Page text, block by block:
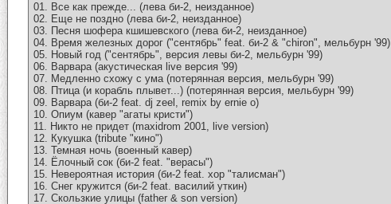
01. Все как прежде... (лева би-2, неизданное)
02. Еще не поздно (лева би-2, неизданное)
03. Песня шофера кшишевского (лева би-2, неизданное)
04. Время железных дорог ("сентябрь" feat. би-2 & "chiron", мельбурн '99)
05. Новый год ("сентябрь", версия левы би-2, мельбурн '99)
06. Варвара (акустическая live версия '99)
07. Медленно схожу с ума (потерянная версия, мельбурн '99)
08. Птица (и корабль плывет...) (потерянная версия, мельбурн '99)
09. Варвара (би-2 feat. dj zeel, remix by ernie o)
10. Опиум (кавер "агаты кристи")
11. Никто не придет (maxidrom 2001, live version)
12. Кукушка (tribute "кино")
13. Темная ночь (военный кавер)
14. Ёлочный сок (би-2 feat. "верасы")
15. Невероятная история (би-2 feat. хор "талисман")
16. Снег кружится (би-2 feat. василий уткин)
17. Скользкие улицы (father & son version)